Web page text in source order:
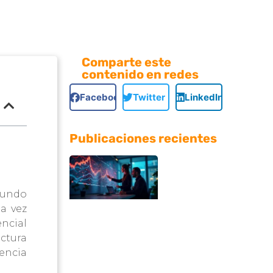
vez
Comparte este
contenido en redes
Facebook Twitter LinkedIn
Publicaciones recientes